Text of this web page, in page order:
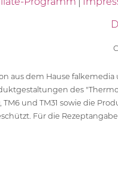
aus dem Hause
des
TM6 und TM31 sowie die
Für die